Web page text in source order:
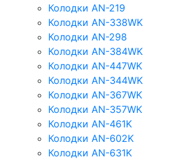
Колодки AN-219
Колодки AN-338WK
Колодки AN-298
Колодки AN-384WK
Колодки AN-447WK
Колодки AN-344WK
Колодки AN-367WK
Колодки AN-357WK
Колодки AN-461K
Колодки AN-602K
Колодки AN-631K